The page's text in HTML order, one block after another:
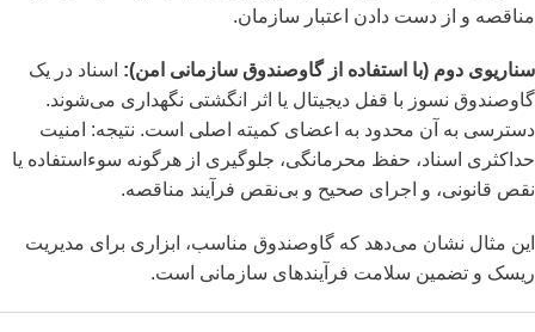
مناقصه و از دست دادن اعتبار سازمان.
سناریوی دوم (با استفاده از گاوصندوق سازمانی امن): اسناد در یک
گاوصندوق نسوز با قفل دیجیتال یا اثر انگشتی نگهداری می‌شوند.
دسترسی به آن محدود به اعضای کمیته اصلی است. نتیجه: امنیت
حداکثری اسناد، حفظ محرمانگی، جلوگیری از هرگونه سوءاستفاده یا
نقص قانونی، و اجرای صحیح و بی‌نقص فرآیند مناقصه.
این مثال نشان می‌دهد که گاوصندوق مناسب، ابزاری برای مدیریت
ریسک و تضمین سلامت فرآیندهای سازمانی است.